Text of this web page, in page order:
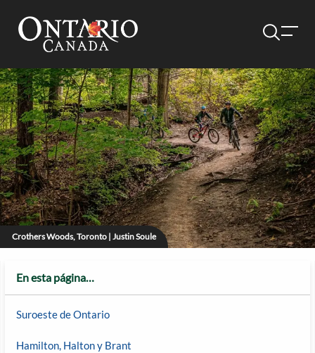
Crothers Woods, Toronto | Justin Soule
En esta página…
Suroeste de Ontario
Hamilton, Halton y Brant